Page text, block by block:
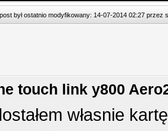
był ostatnio modyfikowany: 14-07-2014 02:27 przez
touch link y800
własnie